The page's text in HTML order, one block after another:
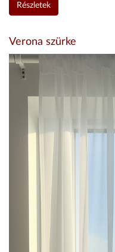
Részletek
Verona szürke